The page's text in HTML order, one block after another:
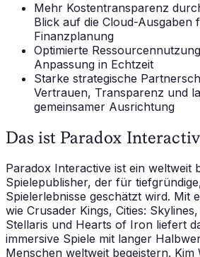
Mehr Kostentransparenz
Blick auf die Cloud-Ausgaben
Finanzplanung
Optimierte
Anpassung in Echtzeit
Starke strategische
Vertrauen, Transparenz und
gemeinsamer Ausrichtung
Das ist Paradox
Paradox Interactive ist ein weltweit
Spielepublisher, der für
Spielerlebnisse geschätzt wird. Mit
wie Crusader Kings, Cities:
Stellaris und Hearts of Iron liefert
immersive Spiele mit langer
Menschen weltweit begeistern. Kim